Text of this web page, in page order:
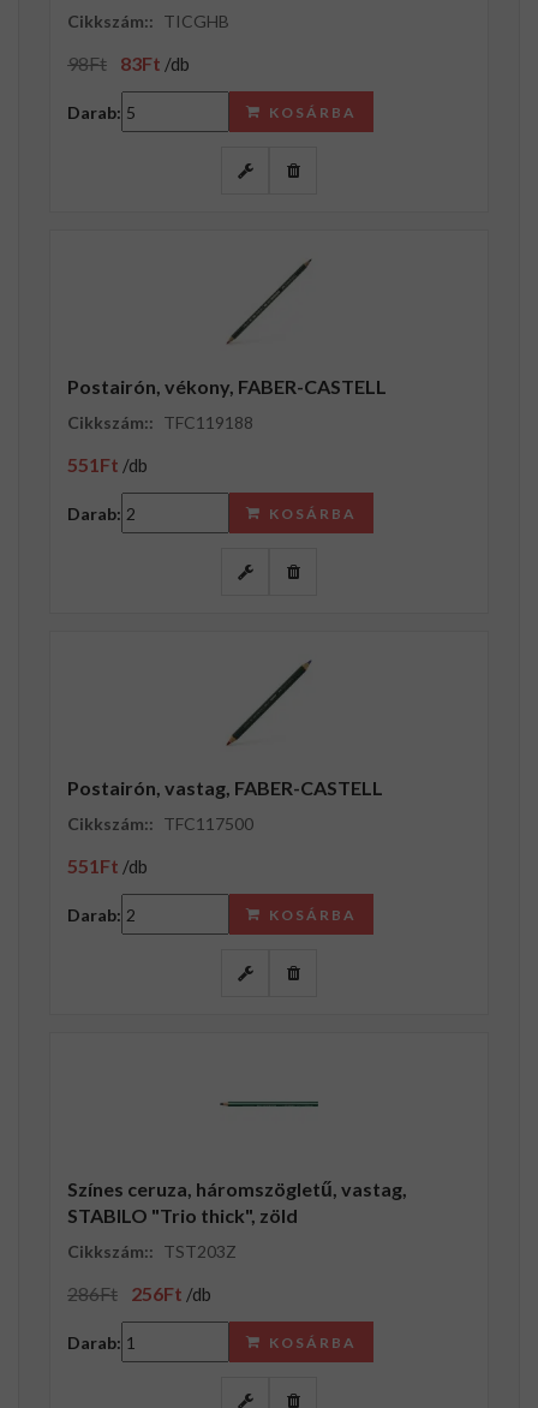
Cikkszám:: TICGHB
98Ft 83Ft /db
Darab: KOSÁRBA
Postairón, vékony, FABER-CASTELL
Cikkszám:: TFC119188
551Ft /db
Darab: KOSÁRBA
Postairón, vastag, FABER-CASTELL
Cikkszám:: TFC117500
551Ft /db
Darab: KOSÁRBA
Színes ceruza, háromszögletű, vastag,
STABILO "Trio thick", zöld
Cikkszám:: TST203Z
286Ft 256Ft /db
Darab: KOSÁRBA